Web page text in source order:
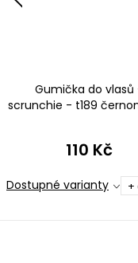
Gumička do vlasů
scrunchie - t189
110 Kč
Dostupné varianty +